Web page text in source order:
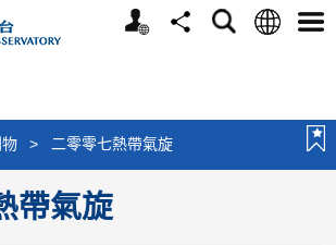
個
分
搜
語
選
> 二零零七熱帶氣旋
帶氣旋